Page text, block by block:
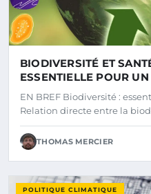
BIODIVERSITÉ ET
ESSENTIELLE POUR
EN BREF Biodiversité :
Relation directe entre la
THOMAS MERCIER
POLITIQUE CLIMATIQUE